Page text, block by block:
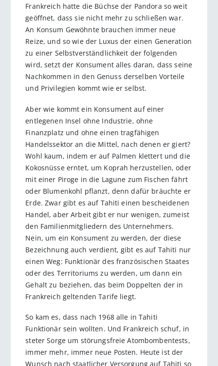
Frankreich hatte die Büchse der Pandora so weit
geöffnet, dass sie nicht mehr zu schließen war.
An Konsum Gewöhnte brauchen immer neue
Reize, und so wie der Luxus der einen Generation
zu einer Selbstverständlichkeit der folgenden
wird, setzt der Konsument alles daran, dass seine
Nachkommen in den Genuss derselben Vorteile
und Privilegien kommt wie er selbst.
Aber wie kommt ein Konsument auf einer
entlegenen Insel ohne Industrie, ohne
Finanzplatz und ohne einen tragfähigen
Handelssektor an die Mittel, nach denen er giert?
Wohl kaum, indem er auf Palmen klettert und die
Kokosnüsse erntet, um Koprah herzustellen, oder
mit einer Piroge in die Lagune zum Fischen fährt
oder Blumenkohl pflanzt, denn dafür bräuchte er
Erde. Zwar gibt es auf Tahiti einen bescheidenen
Handel, aber Arbeit gibt er nur wenigen, zumeist
den Familienmitgliedern des Unternehmers.
Nein, um ein Konsument zu werden, der diese
Bezeichnung auch verdient, gibt es auf Tahiti nur
einen Weg: Funktionär des französischen Staates
oder des Territoriums zu werden, um dann ein
Gehalt zu beziehen, das beim Doppelten der in
Frankreich geltenden Tarife liegt.
So kam es, dass nach 1968 alle in Tahiti
Funktionär sein wollten. Und Frankreich schuf, in
steter Sorge um störungsfreie Atombombentests,
immer mehr, immer neue Posten. Heute ist der
Wunsch nach staatlicher Versorgung auf Tahiti so